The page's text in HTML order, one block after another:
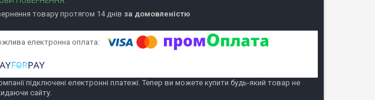
товару протягом 14 днів за домовленістю
підключені електронні платежі. Тепер ви можете купити будь-який товар не
сайту.